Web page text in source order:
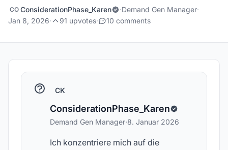
CO ConsiderationPhase_Karen ·Demand Gen Manager·
Jan 8, 2026· 91 upvotes· 10 comments
CK
ConsiderationPhase_Karen
Demand Gen Manager·8. Januar 2026
Ich konzentriere mich auf die